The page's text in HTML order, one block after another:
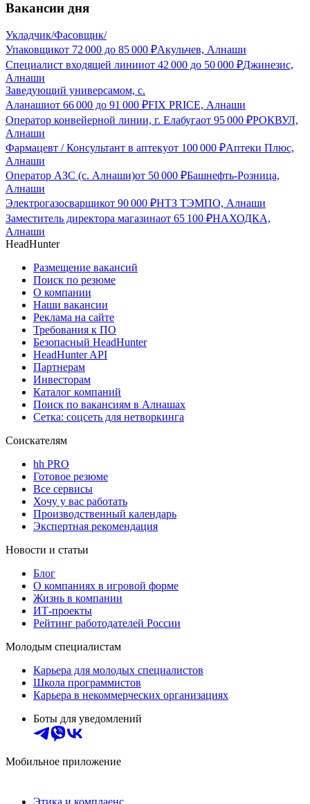
Вакансии дня
Укладчик/Фасовщик/
Упаковщикот 72 000 до 85 000 ₽Акульчев, Алнаши
Специалист входящей линииот 42 000 до 50 000 ₽Джинезис,
Алнаши
Заведующий универсамом, с.
Аланашиот 66 000 до 91 000 ₽FIX PRICE, Алнаши
Оператор конвейерной линии, г. Елабугаот 95 000 ₽РОКВУЛ,
Алнаши
Фармацевт / Консультант в аптекуот 100 000 ₽Аптеки Плюс,
Алнаши
Оператор АЗС (с. Алнаши)от 50 000 ₽Башнефть-Розница,
Алнаши
Электрогазосварщикот 90 000 ₽НТЗ ТЭМПО, Алнаши
Заместитель директора магазинаот 65 100 ₽НАХОДКА,
Алнаши
HeadHunter
Размещение вакансий
Поиск по резюме
О компании
Наши вакансии
Реклама на сайте
Требования к ПО
Безопасный HeadHunter
HeadHunter API
Партнерам
Инвесторам
Каталог компаний
Поиск по вакансиям в Алнашах
Сетка: соцсеть для нетворкинга
Соискателям
hh PRO
Готовое резюме
Все сервисы
Хочу у вас работать
Производственный календарь
Экспертная рекомендация
Новости и статьи
Блог
О компаниях в игровой форме
Жизнь в компании
ИТ-проекты
Рейтинг работодателей России
Молодым специалистам
Карьера для молодых специалистов
Школа программистов
Карьера в некоммерческих организациях
Боты для уведомлений
Мобильное приложение